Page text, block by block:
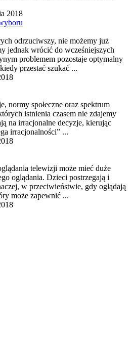
2018
odrzuciwszy, nie możemy już
jednak wrócić do wcześniejszych
problemem pozostaje optymalny
przestać szukać ...
normy społeczne oraz spektrum
istnienia czasem nie zdajemy
na irracjonalne decyzje, kierując
irracjonalności” ...
telewizji może mieć duże
oglądania. Dzieci postrzegają i
w przeciwieństwie, gdy oglądają
może zapewnić ...